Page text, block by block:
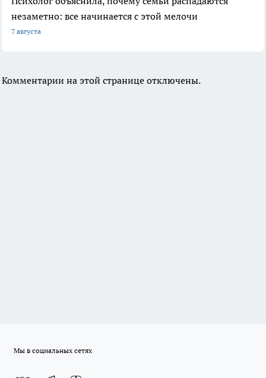
незаметно: все начинается с этой мелочи
7 августа
Комментарии на этой странице отключены.
Мы в социальных сетях